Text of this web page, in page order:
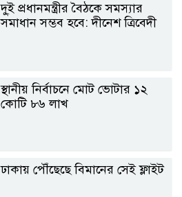
দু্ই প্রধানমন্ত্রীর বৈঠকে সমস্যার
সমাধান সম্ভব হবে: দীনেশ ত্রিবেদী
স্থানীয় নির্বাচনে মোট ভোটার ১২
কোটি ৮৬ লাখ
ঢাকায় পৌঁছেছে বিমানের সেই ফ্লাইট